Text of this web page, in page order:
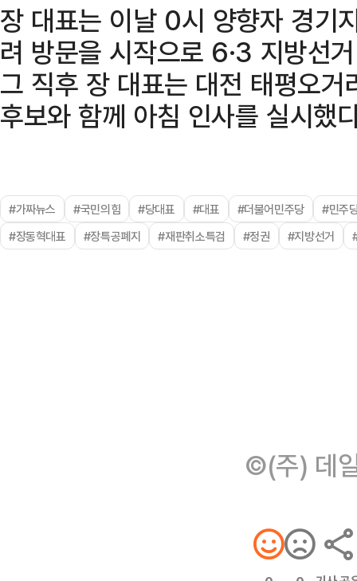
장 대표는 이날 0시 양향자 경기
려 방문을 시작으로 6·3 지방선
그 직후 장 대표는 대전 태평오
후보와 함께 아침 인사를 실시했
#가짜뉴스 #국민의힘 #당대표 #대표 #더불어민주당
#민주
#장동혁대표
#장특공폐지 #재판취소특검 #정권 #지방선거
©(주) 데